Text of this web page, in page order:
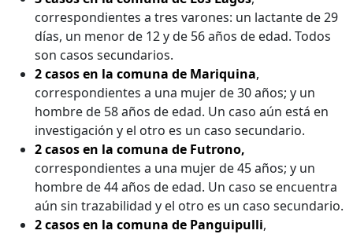
correspondientes a tres varones: un lactante de 29
días, un menor de 12 y de 56 años de edad. Todos
son casos secundarios.
2 casos en la comuna de Mariquina,
correspondientes a una mujer de 30 años; y un
hombre de 58 años de edad. Un caso aún está en
investigación y el otro es un caso secundario.
2 casos en la comuna de Futrono,
correspondientes a una mujer de 45 años; y un
hombre de 44 años de edad. Un caso se encuentra
aún sin trazabilidad y el otro es un caso secundario.
2 casos en la comuna de Panguipulli,